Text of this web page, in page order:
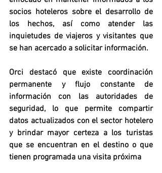
socios hoteleros sobre el desarrollo de
los hechos, así como atender las
inquietudes de viajeros y visitantes que
se han acercado a solicitar información.
Orci destacó que existe coordinación
permanente y flujo constante de
información con las autoridades de
seguridad, lo que permite compartir
datos actualizados con el sector hotelero
y brindar mayor certeza a los turistas
que se encuentran en el destino o que
tienen programada una visita próxima